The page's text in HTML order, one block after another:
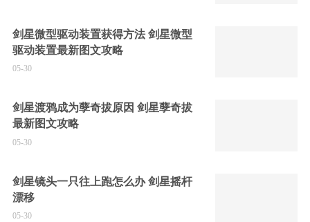
剑星微型驱动装置获得方法 剑星微型
驱动装置最新图文攻略
05-30
剑星渡鸦成为孽奇拔原因 剑星孽奇拔
最新图文攻略
05-30
剑星镜头一只往上跑怎么办 剑星摇杆
漂移
05-30